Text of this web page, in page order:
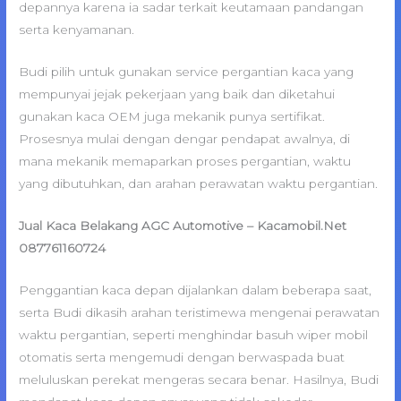
depannya karena ia sadar terkait keutamaan pandangan
serta kenyamanan.
Budi pilih untuk gunakan service pergantian kaca yang
mempunyai jejak pekerjaan yang baik dan diketahui
gunakan kaca OEM juga mekanik punya sertifikat.
Prosesnya mulai dengan dengar pendapat awalnya, di
mana mekanik memaparkan proses pergantian, waktu
yang dibutuhkan, dan arahan perawatan waktu pergantian.
Jual Kaca Belakang AGC Automotive – Kacamobil.Net
087761160724
Penggantian kaca depan dijalankan dalam beberapa saat,
serta Budi dikasih arahan teristimewa mengenai perawatan
waktu pergantian, seperti menghindar basuh wiper mobil
otomatis serta mengemudi dengan berwaspada buat
meluluskan perekat mengeras secara benar. Hasilnya, Budi